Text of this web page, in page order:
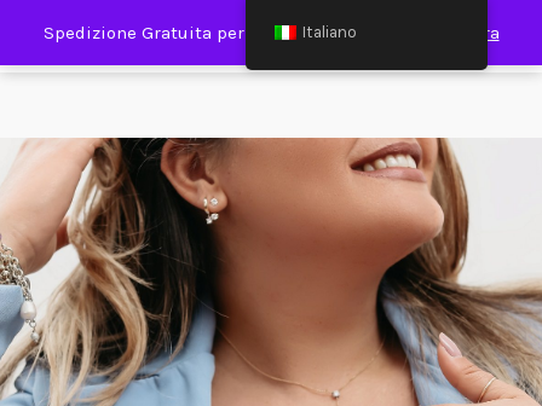
Spedizione Gratuita per Spesa Minima €120,00 Ignora
Italiano